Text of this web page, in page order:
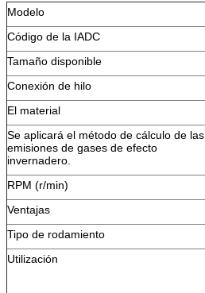
Modelo
Código de la IADC
Tamaño disponible
Conexión de hilo
El material
Se aplicará el método de cálculo de las
emisiones de gases de efecto
invernadero.
RPM (r/min)
Ventajas
Tipo de rodamiento
Utilización